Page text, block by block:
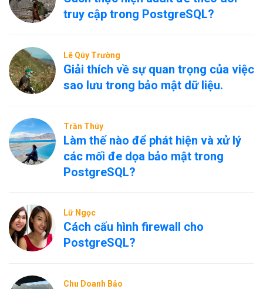
truy cập trong PostgreSQL?
Lê Qúy Trường
Giải thích về sự quan trọng của việc
sao lưu trong bảo mật dữ liệu.
Trần Thúy
Làm thế nào để phát hiện và xử lý
các mối đe dọa bảo mật trong
PostgreSQL?
Lữ Ngọc
Cách cấu hình firewall cho
PostgreSQL?
Chu Doanh Bảo